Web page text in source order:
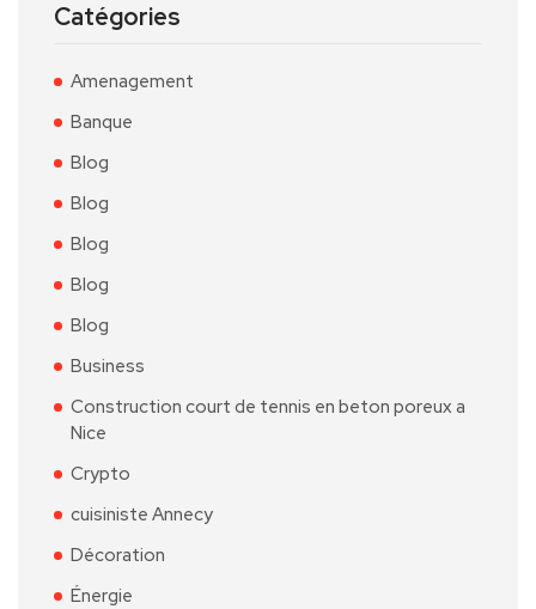
Catégories
Amenagement
Banque
Blog
Blog
Blog
Blog
Blog
Business
Construction court de tennis en beton poreux a
Nice
Crypto
cuisiniste Annecy
Décoration
Énergie